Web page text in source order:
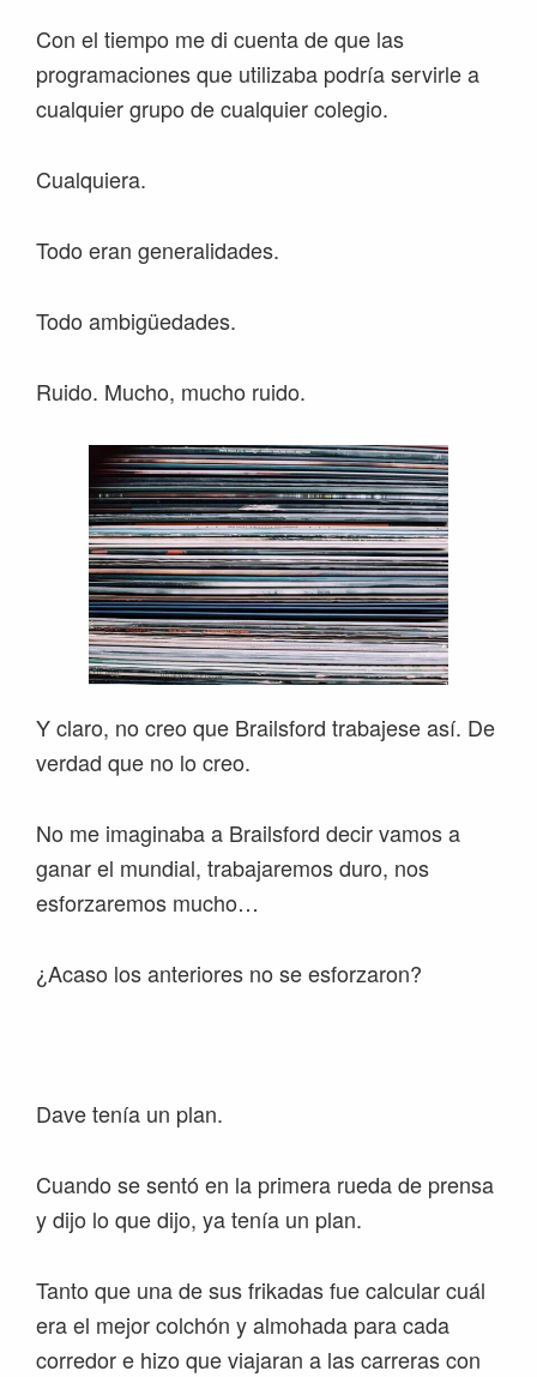
Con el tiempo me di cuenta de que las
programaciones que utilizaba podría servirle a
cualquier grupo de cualquier colegio.
Cualquiera.
Todo eran generalidades.
Todo ambigüedades.
Ruido. Mucho, mucho ruido.
Y claro, no creo que Brailsford trabajese así. De
verdad que no lo creo.
No me imaginaba a Brailsford decir vamos a
ganar el mundial, trabajaremos duro, nos
esforzaremos mucho…
¿Acaso los anteriores no se esforzaron?
Dave tenía un plan.
Cuando se sentó en la primera rueda de prensa
y dijo lo que dijo, ya tenía un plan.
Tanto que una de sus frikadas fue calcular cuál
era el mejor colchón y almohada para cada
corredor e hizo que viajaran a las carreras con